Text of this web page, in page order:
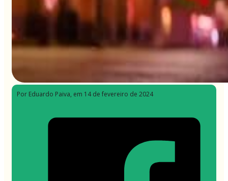
Por Eduardo Paiva, em 14 de fevereiro de 2024